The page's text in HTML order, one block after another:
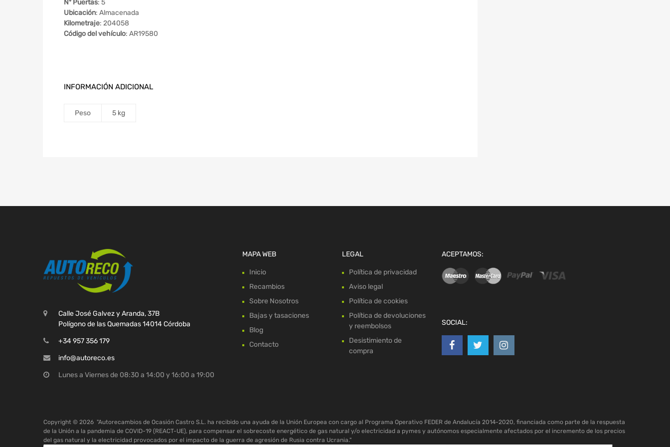
Nº Puertas: 5
Ubicación: Almacenada
Kilometraje: 204058
Código del vehículo: AR19580
INFORMACIÓN ADICIONAL
Peso 5 kg
Calle José Galvez y Aranda, 37B
Polígono de las Quemadas 14014 Córdoba
+34 957 356 179
info@autoreco.es
Lunes a Viernes de 08:30 a 14:00 y 16:00 a 19:00
MAPA WEB
Inicio
Recambios
Sobre Nosotros
Bajas y tasaciones
Blog
Contacto
LEGAL
Política de privacidad
Aviso legal
Política de cookies
Política de devoluciones
y reembolsos
Desistimiento de
compra
ACEPTAMOS:
SOCIAL:
Copyright © 2026 "Autorecambios de Ocasión Castro S.L. ha recibido una ayuda de la Unión Europea con cargo al Programa Operativo FEDER de Andalucía 2014-2020, financiada como parte de la respuesta
de la Unión a la pandemia de COVID-19 (REACT-UE), para compensar el sobrecoste energético de gas natural y/o electricidad a pymes y autónomos especialmente afectados por el incremento de los precios
del gas natural y la electricidad provocados por el impacto de la guerra de agresión de Rusia contra Ucrania."